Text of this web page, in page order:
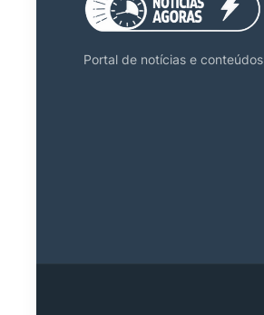
Portal de notícias e conteúdos